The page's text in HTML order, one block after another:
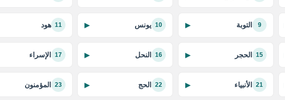
9 التوبة ▶
10 يونس ▶
11 هود
15 الحجر ▶
16 النحل ▶
17 الإسراء
21 الأنبياء ▶
22 الحج ▶
23 المؤمنون